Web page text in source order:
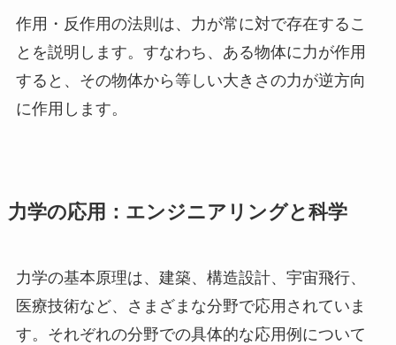
作用・反作用の法則は、力が常に対で存在するこ
とを説明します。すなわち、ある物体に力が作用
すると、その物体から等しい大きさの力が逆方向
に作用します。
力学の応用：エンジニアリングと科学
力学の基本原理は、建築、構造設計、宇宙飛行、
医療技術など、さまざまな分野で応用されていま
す。それぞれの分野での具体的な応用例について